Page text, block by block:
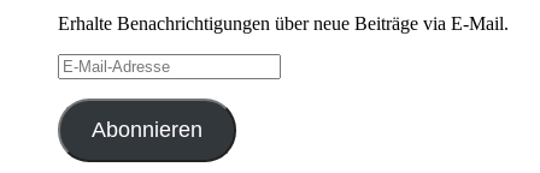
Erhalte Benachrichtigungen über neue Beiträge via E-Mail.
E-
Mail-
Adresse
Abonnieren